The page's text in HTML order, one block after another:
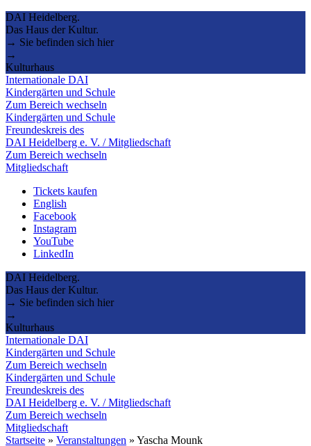
DAI Heidelberg.
Das Haus der Kultur.
→ Sie befinden sich hier
→
Kulturhaus
Internationale DAI
Kindergärten und Schule
Zum Bereich wechseln
Kindergärten und Schule
Freundeskreis des
DAI Heidelberg e. V. / Mitgliedschaft
Zum Bereich wechseln
Mitgliedschaft
Tickets kaufen
English
Facebook
Instagram
YouTube
LinkedIn
DAI Heidelberg.
Das Haus der Kultur.
→ Sie befinden sich hier
→
Kulturhaus
Internationale DAI
Kindergärten und Schule
Zum Bereich wechseln
Kindergärten und Schule
Freundeskreis des
DAI Heidelberg e. V. / Mitgliedschaft
Zum Bereich wechseln
Mitgliedschaft
Startseite » Veranstaltungen » Yascha Mounk